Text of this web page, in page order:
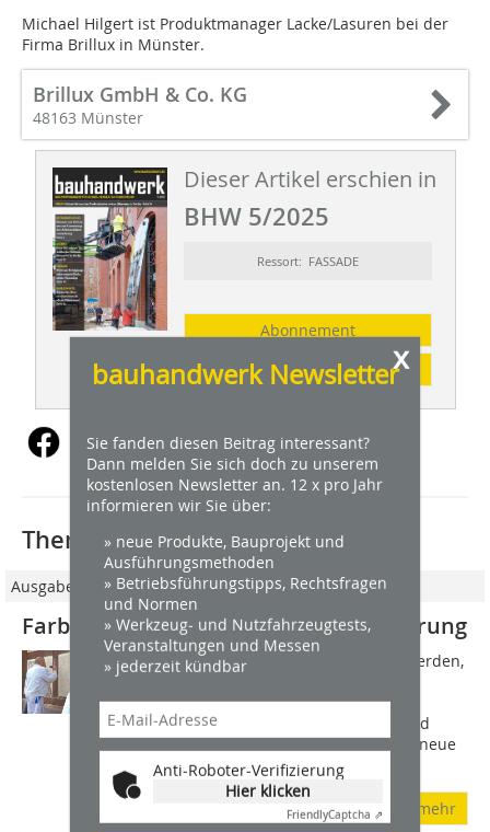
Michael Hilgert ist Produktmanager Lacke/Lasuren bei der
Firma Brillux in Münster.
Brillux GmbH & Co. KG
48163 Münster
Dieser Artikel erschien in
BHW 5/2025
Ressort: FASSADE
Abonnement
Inhaltsverzeichnis
x
bauhandwerk Newsletter
Sie fanden diesen Beitrag interessant?
Dann melden Sie sich doch zu unserem
kostenlosen Newsletter an. 12 x pro Jahr
informieren wir Sie über:
» neue Produkte, Bauprojekt und
Ausführungsmethoden
» Betriebsführungstipps, Rechtsfragen
und Normen
» Werkzeug- und Nutzfahrzeugtests,
Veranstaltungen und Messen
» jederzeit kündbar
Anti-Roboter-Verifizierung
Hier klicken
FriendlyCaptcha ⇗
Thematisch passende Artikel:
Ausgabe 04/2017
Farbe und Putz in der Fachwerksanierung
Soll ein altes Fachwerkhaus saniert werden,
historischen Materialien und
Konstruktionen erkannt, analysiert und
beurteilt werden. Außerdem müssen neue
Materialien...
mehr